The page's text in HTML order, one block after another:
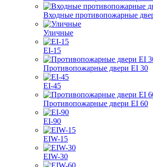
Входные противопожарные
Уличные
EI-15
Противопожарные двери EI 30
EI-45
Противопожарные двери EI 60
EI-90
EIW-15
EIW-30